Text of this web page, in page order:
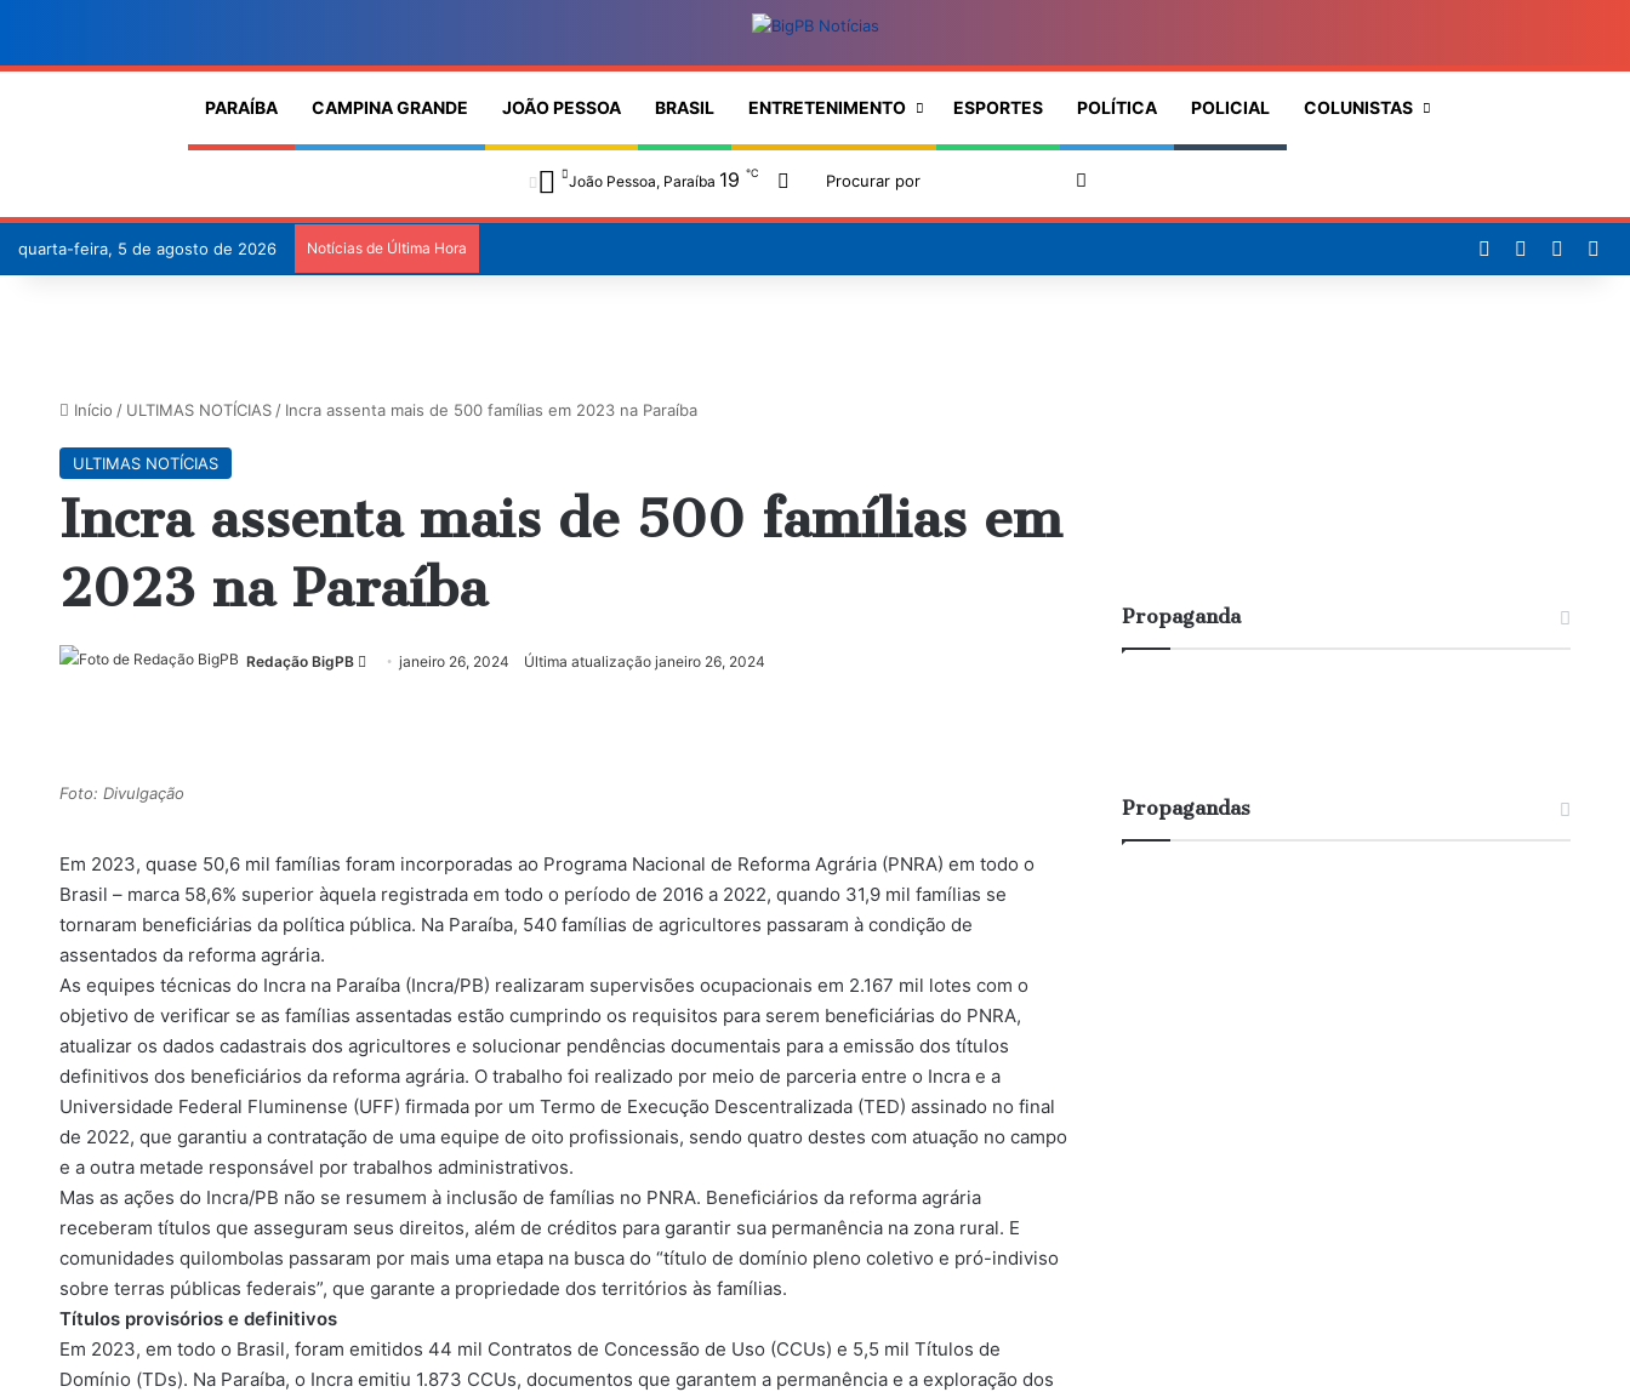
PARAÍBA CAMPINA GRANDE JOÃO PESSOA BRASIL ENTRETENIMENTO ESPORTES POLÍTICA POLICIAL COLUNISTAS
João Pessoa, Paraíba 19 ℃ Switch skin
Procurar
por
quarta-feira, 5 de agosto de 2026 Notícias de Última Hora Facebook
Início / ULTIMAS NOTÍCIAS / Incra assenta mais de 500 famílias em 2023 na Paraíba
ULTIMAS NOTÍCIAS
Incra assenta mais de 500 famílias em
2023 na Paraíba
Redação BigPB Mandejaneiro 26, 2024 Última atualização janeiro 26, 2024
Foto: Divulgação
Em 2023, quase 50,6 mil famílias foram incorporadas ao Programa Nacional de Reforma Agrária (PNRA) em todo o
Brasil – marca 58,6% superior àquela registrada em todo o período de 2016 a 2022, quando 31,9 mil famílias se
tornaram beneficiárias da política pública. Na Paraíba, 540 famílias de agricultores passaram à condição de
assentados da reforma agrária.
As equipes técnicas do Incra na Paraíba (Incra/PB) realizaram supervisões ocupacionais em 2.167 mil lotes com o
objetivo de verificar se as famílias assentadas estão cumprindo os requisitos para serem beneficiárias do PNRA,
atualizar os dados cadastrais dos agricultores e solucionar pendências documentais para a emissão dos títulos
definitivos dos beneficiários da reforma agrária. O trabalho foi realizado por meio de parceria entre o Incra e a
Universidade Federal Fluminense (UFF) firmada por um Termo de Execução Descentralizada (TED) assinado no final
de 2022, que garantiu a contratação de uma equipe de oito profissionais, sendo quatro destes com atuação no campo
e a outra metade responsável por trabalhos administrativos.
Mas as ações do Incra/PB não se resumem à inclusão de famílias no PNRA. Beneficiários da reforma agrária
receberam títulos que asseguram seus direitos, além de créditos para garantir sua permanência na zona rural. E
comunidades quilombolas passaram por mais uma etapa na busca do “título de domínio pleno coletivo e pró-indiviso
sobre terras públicas federais”, que garante a propriedade dos territórios às famílias.
Títulos provisórios e definitivos
Em 2023, em todo o Brasil, foram emitidos 44 mil Contratos de Concessão de Uso (CCUs) e 5,5 mil Títulos de
Domínio (TDs). Na Paraíba, o Incra emitiu 1.873 CCUs, documentos que garantem a permanência e a exploração dos
Propaganda
Propagandas